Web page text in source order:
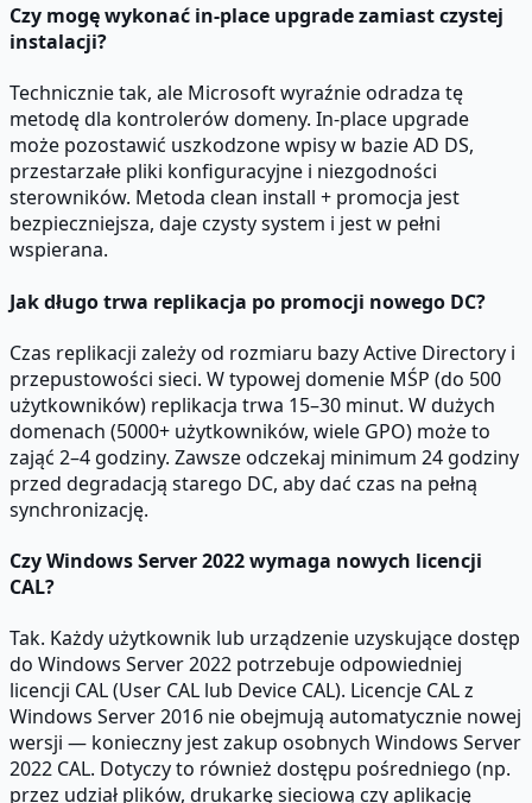
Czy mogę wykonać in-place upgrade zamiast czystej
instalacji?
Technicznie tak, ale Microsoft wyraźnie odradza tę
metodę dla kontrolerów domeny. In-place upgrade
może pozostawić uszkodzone wpisy w bazie AD DS,
przestarzałe pliki konfiguracyjne i niezgodności
sterowników. Metoda clean install + promocja jest
bezpieczniejsza, daje czysty system i jest w pełni
wspierana.
Jak długo trwa replikacja po promocji nowego DC?
Czas replikacji zależy od rozmiaru bazy Active Directory i
przepustowości sieci. W typowej domenie MŚP (do 500
użytkowników) replikacja trwa 15–30 minut. W dużych
domenach (5000+ użytkowników, wiele GPO) może to
zająć 2–4 godziny. Zawsze odczekaj minimum 24 godziny
przed degradacją starego DC, aby dać czas na pełną
synchronizację.
Czy Windows Server 2022 wymaga nowych licencji
CAL?
Tak. Każdy użytkownik lub urządzenie uzyskujące dostęp
do Windows Server 2022 potrzebuje odpowiedniej
licencji CAL (User CAL lub Device CAL). Licencje CAL z
Windows Server 2016 nie obejmują automatycznie nowej
wersji — konieczny jest zakup osobnych Windows Server
2022 CAL. Dotyczy to również dostępu pośredniego (np.
przez udział plików, drukarkę sieciową czy aplikację